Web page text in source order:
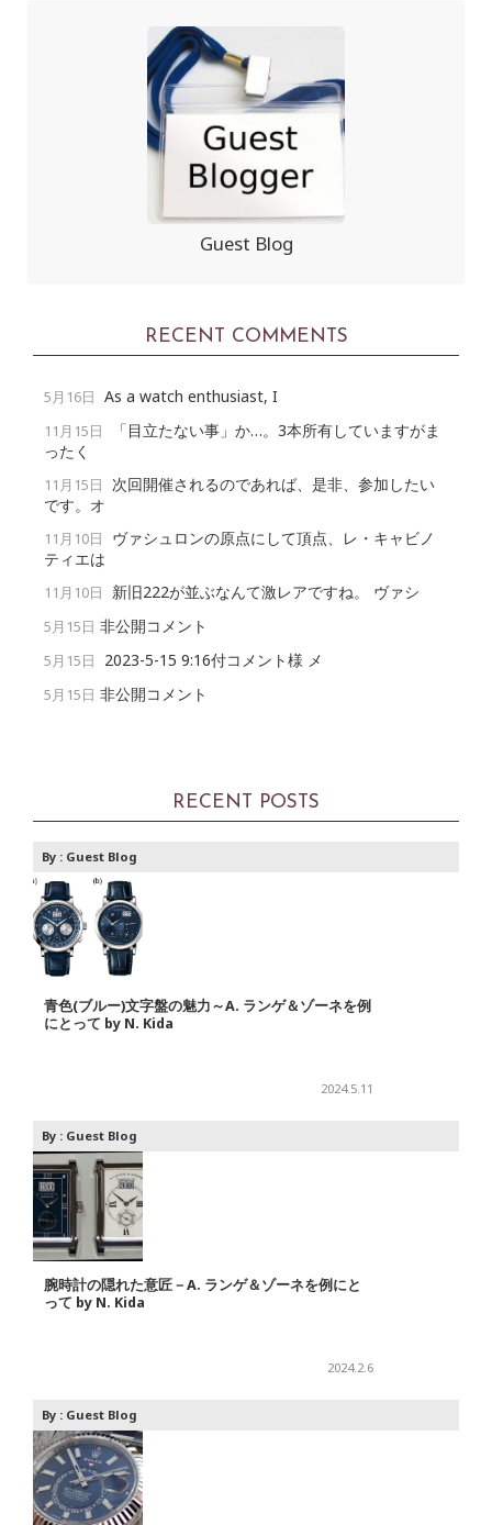
Guest Blog
RECENT COMMENTS
5月16日 As a watch enthusiast, I
11月15日
「目立たない事」か…。3本所有していますがま
ったく
11月15日
次回開催されるのであれば、是非、参加したい
です。オ
11月10日
ヴァシュロンの原点にして頂点、レ・キャビノ
ティエは
11月10日 新旧222が並ぶなんて激レアですね。 ヴァシ
5月15日 非公開コメント
5月15日 2023-5-15 9:16付コメント様 メ
5月15日 非公開コメント
RECENT POSTS
By : Guest Blog
青色(ブルー)文字盤の魅力～A. ランゲ＆ゾーネを例
にとって by N. Kida
2024.5.11
By : Guest Blog
腕時計の隠れた意匠－A. ランゲ＆ゾーネを例にと
って by N. Kida
2024.2.6
By : Guest Blog